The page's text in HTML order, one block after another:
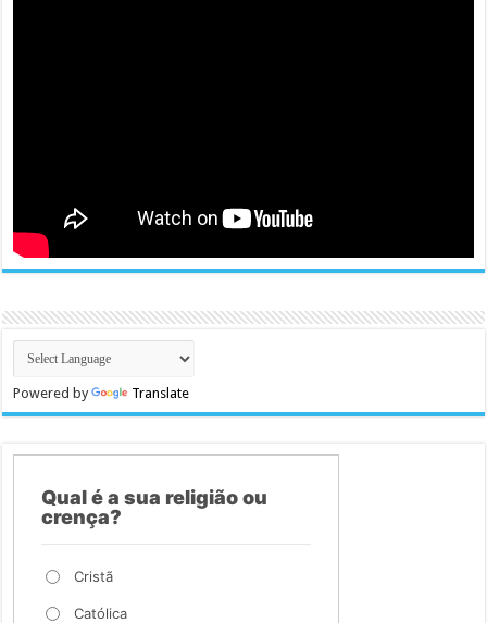
Powered by Translate
Qual é a sua religião ou
crença?
Cristã
Católica